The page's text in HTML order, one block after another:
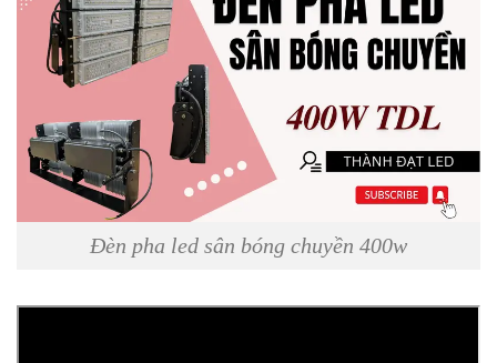
Đèn pha led sân bóng chuyền 400w